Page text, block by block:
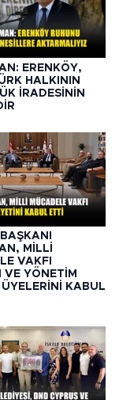
ERENKÖY,
HALKININ
İRADESİNİN
MİLLİ
VAKFI
VE YÖNETİM
KABUL